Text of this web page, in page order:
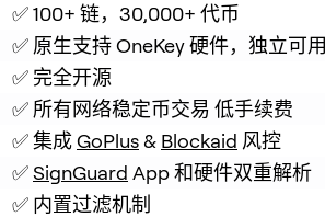
✅ 100+ 链，30,000+ 代币
✅ 原生支持 OneKey 硬件，独立可用
✅ 完全开源
✅ 所有网络稳定币交易 低手续费
✅ 集成 GoPlus & Blockaid 风控
✅ SignGuard App 和硬件双重解析
✅ 内置过滤机制